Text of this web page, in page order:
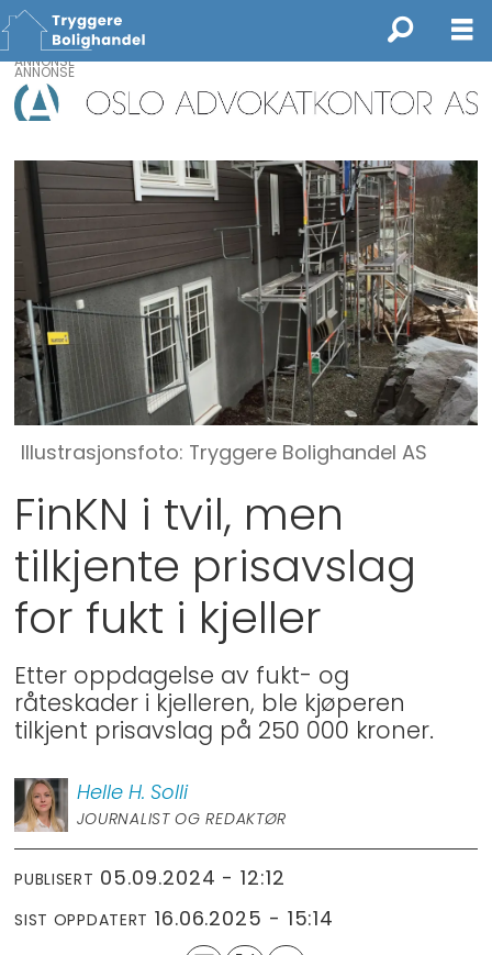
ANNONSE
Illustrasjonsfoto: Tryggere Bolighandel AS
FinKN i tvil, men
tilkjente prisavslag
for fukt i kjeller
Etter oppdagelse av fukt- og
råteskader i kjelleren, ble kjøperen
tilkjent prisavslag på 250 000 kroner.
Helle H. Solli
JOURNALIST OG REDAKTØR
PUBLISERT 05.09.2024 - 12:12
SIST OPPDATERT 16.06.2025 - 15:14